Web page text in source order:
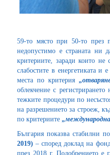
59-то място при 50-то през
недопустимо е страната ни
критериите, заради които
слабостите в енергетиката
места по критерия
облекчение с
тежките процедури по
на разрешението за строеж,
по критериите
България показва стабилни
2019) – според доклад на
през 2018 г. Подобрението е